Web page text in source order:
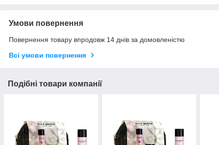
Умови повернення
Повернення товару впродовж 14 днів за домовленістю
Всі умови повернення
Подібні товари компанії